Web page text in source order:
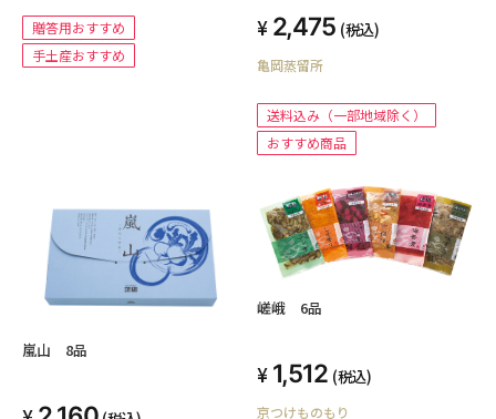
贈答用おすすめ
手土産おすすめ
2,475 (税込)
亀岡蒸留所
送料込み（一部地域除く）
おすすめ商品
嵐山 8品
嵯峨 6品
1,512 (税込)
京つけものもり